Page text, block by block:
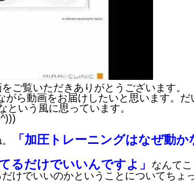
ご覧いただきありがとうございます。
ら動画をお届けしたいと思います。だ
いう風に思っています。
「加圧トレーニングはなぜ動か
てるだけでいいんですよ」
なんてこ
けでいいのかということについてちょ